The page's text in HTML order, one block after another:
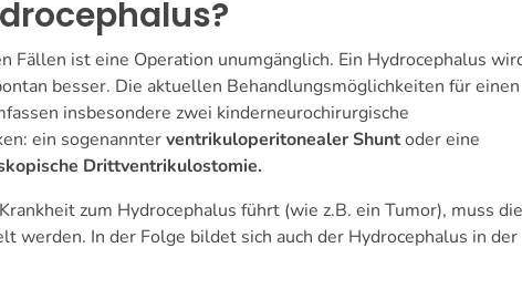
Fällen ist eine Operation unumgänglich. Ein Hydrocephalus
besser. Die aktuellen Behandlungsmöglichkeiten für einen
insbesondere zwei kinderneurochirurgische
ein sogenannterventrikuloperitonealer Shuntoder eine
Drittventrikulostomie.
zum Hydrocephalus führt (wie z.B. ein Tumor), muss
werden. In der Folge bildet sich auch der Hydrocephalus in der